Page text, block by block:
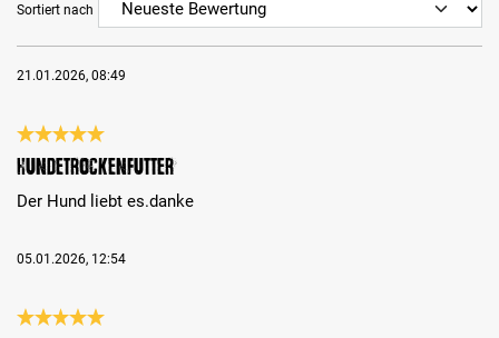
Sortiert nach
21.01.2026, 08:49
Bewertung mit 5 von 5 Sternen
Hundetrockenfutter
Der Hund liebt es.danke
05.01.2026, 12:54